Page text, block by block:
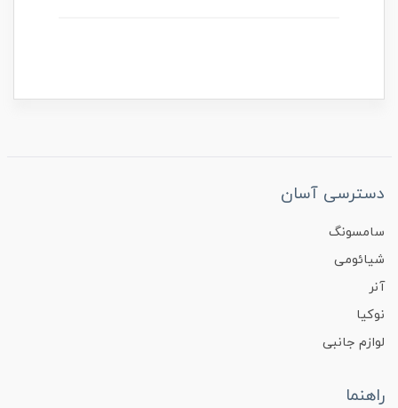
دسترسی آسان
سامسونگ
شیائومی
آنر
نوکیا
لوازم جانبی
راهنما